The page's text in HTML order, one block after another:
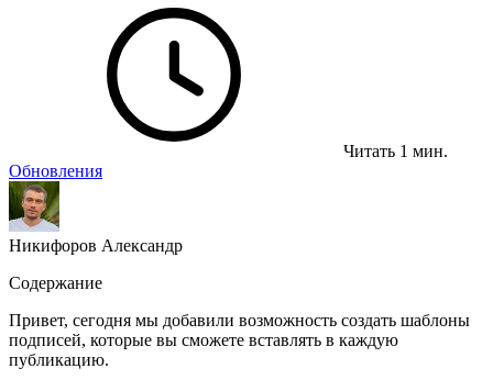
Читать 1 мин.
Обновления
Никифоров Александр
Содержание
Привет, сегодня мы добавили возможность создать шаблоны
подписей, которые вы сможете вставлять в каждую
публикацию.